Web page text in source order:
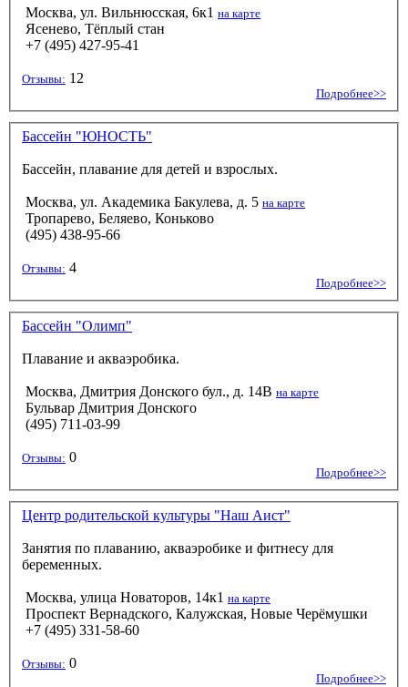
Москва, ул. Вильнюсская, 6к1 на карте
Ясенево, Тёплый стан
+7 (495) 427-95-41
Отзывы: 12
Подробнее>>
Бассейн "ЮНОСТЬ"
Бассейн, плавание для детей и взрослых.
Москва, ул. Академика Бакулева, д. 5 на карте
Тропарево, Беляево, Коньково
(495) 438-95-66
Отзывы: 4
Подробнее>>
Бассейн "Олимп"
Плавание и акваэробика.
Москва, Дмитрия Донского бул., д. 14В на карте
Бульвар Дмитрия Донского
(495) 711-03-99
Отзывы: 0
Подробнее>>
Центр родительской культуры "Наш Аист"
Занятия по плаванию, акваэробике и фитнесу для
беременных.
Москва, улица Новаторов, 14к1 на карте
Проспект Вернадского, Калужская, Новые Черёмушки
+7 (495) 331-58-60
Отзывы: 0
Подробнее>>